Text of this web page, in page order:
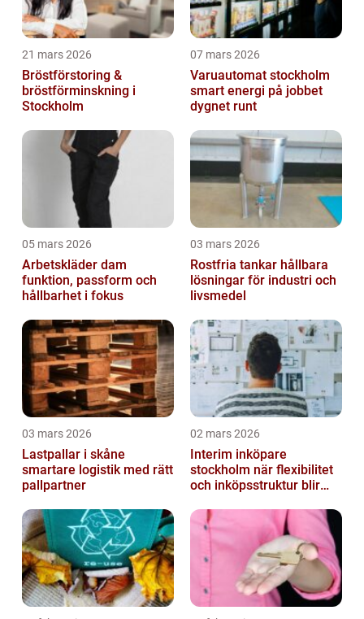
21 mars 2026
Bröstförstoring &
bröstförminskning i
Stockholm
07 mars 2026
Varuautomat stockholm
smart energi på jobbet
dygnet runt
05 mars 2026
Arbetskläder dam
funktion, passform och
hållbarhet i fokus
03 mars 2026
Rostfria tankar hållbara
lösningar för industri och
livsmedel
03 mars 2026
Lastpallar i skåne
smartare logistik med rätt
pallpartner
02 mars 2026
Interim inköpare
stockholm när flexibilitet
och inköpsstruktur blir